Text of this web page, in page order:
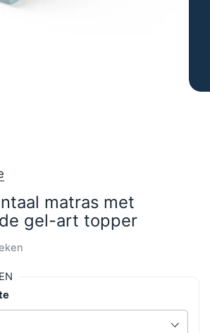
matras met
gel-art topper